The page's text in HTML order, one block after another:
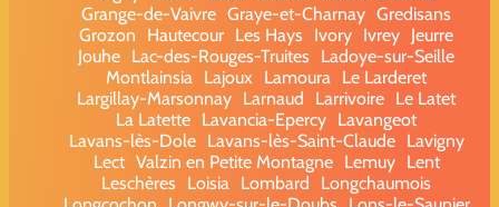
Grange-de-Vaivre Graye-et-Charnay Gredisans
Grozon
Hautecour Les Hays Ivory Ivrey Jeurre
Jouhe Lac-des-Rouges-Truites
Ladoye-sur-Seille
Montlainsia
Lajoux Lamoura
Le Larderet
Largillay-Marsonnay Larnaud Larrivoire Le Latet
La Latette Lavancia-Epercy Lavangeot
Lavans-lès-Dole
Lavans-lès-Saint-Claude
Lavigny
Lect Valzin en Petite Montagne Lemuy
Lent
Leschères
Loisia Lombard
Longchaumois